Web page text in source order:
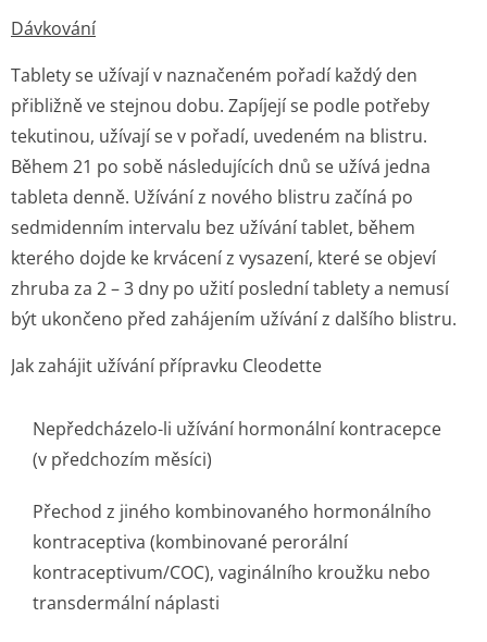
Dávkování
Tablety se užívají v naznačeném pořadí každý den
přibližně ve stejnou dobu. Zapíjejí se podle potřeby
tekutinou, užívají se v pořadí, uvedeném na blistru.
Během 21 po sobě následujících dnů se užívá jedna
tableta denně. Užívání z nového blistru začíná po
sedmidenním intervalu bez užívání tablet, během
kterého dojde ke krvácení z vysazení, které se objeví
zhruba za 2 – 3 dny po užití poslední tablety a nemusí
být ukončeno před zahájením užívání z dalšího blistru.
Jak zahájit užívání přípravku Cleodette
Nepředcházelo-li užívání hormonální kontracepce
(v předchozím měsíci)
Přechod z jiného kombinovaného hormonálního
kontraceptiva (kombinované perorální
kontraceptivum/COC), vaginálního kroužku nebo
transdermální náplasti